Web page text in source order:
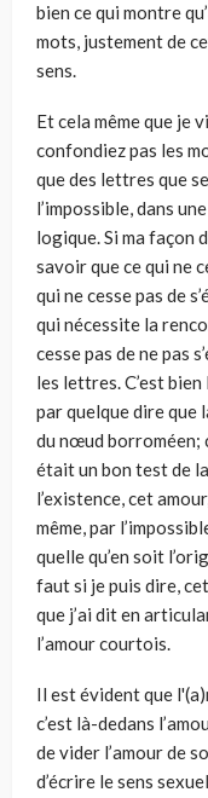
bien ce qui montre
mots, justement de
sens.
Et cela même que je
confondiez pas les
que des lettres que
l’impossible, dans
logique. Si ma façon
savoir que ce qui ne
qui ne cesse pas de
qui nécessite la
cesse pas de ne pas
les lettres. C’est bien
par quelque dire que
du nœud borroméen;
était un bon test de
l’existence, cet
même, par
quelle qu’en soit
faut si je puis dire,
que j’ai dit en
l’amour courtois.
Il est évident que
c’est là­-dedans
de vider l’amour de
d’écrire le sens